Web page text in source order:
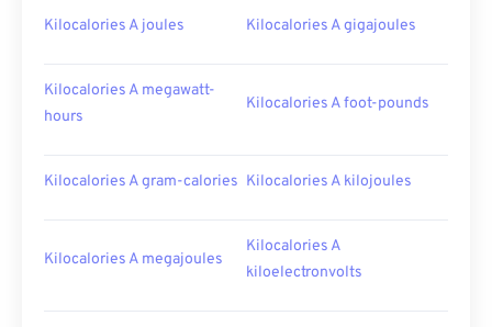
Kilocalories A joules Kilocalories A gigajoules
Kilocalories A megawatt-
hours
Kilocalories A foot-pounds
Kilocalories A gram-calories Kilocalories A kilojoules
Kilocalories A megajoules
Kilocalories A
kiloelectronvolts